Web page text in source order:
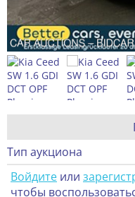
Тип аукциона
Войдите или
чтобы